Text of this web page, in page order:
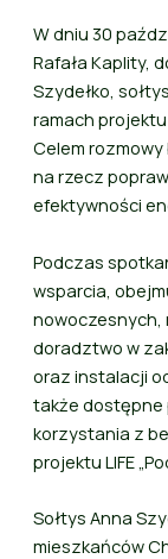
W dniu 30
Rafała Kaplity,
Szydełko,
ramach projektu
Celem rozmowy
na rzecz
efektywności
Podczas
wsparcia,
nowoczesnych,
doradztwo w
oraz instalacji
także dostępne
korzystania z
projektu LIFE
Sołtys Anna
mieszkańców